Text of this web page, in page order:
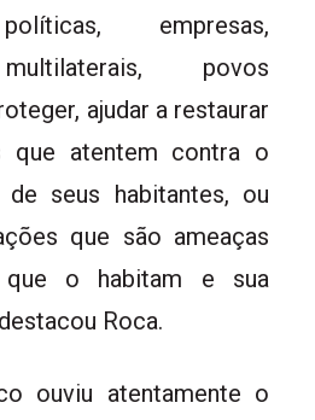
empresas,
povos
ajudar a restaurar
que atentem contra o
seus habitantes, ou
que são ameaças
o habitam e sua
Roca.
ouviu atentamente o